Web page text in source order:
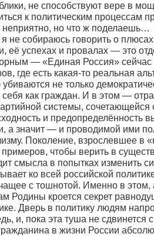
не способствуют вере в
к политическим процессам
неприятно, но что ж поделаешь…
я не собираюсь говорить о
её успехах и провалах — это
— «Единая Россия» сейчас
где есть какая-то реальная
убиваются не только
себя как граждан. И в этом —
системы, сочетающейся
и предопределённость
а значит — и проводимой ими
Поколение, взрослевшее в
примеров, чтобы верить в
смысла в попытках изменить
ко всей российской
с тошнотой. Именно в
Родины кроется секрет
Дверь в политику людям
и, пока эта туша не сдвинется
в жизни России